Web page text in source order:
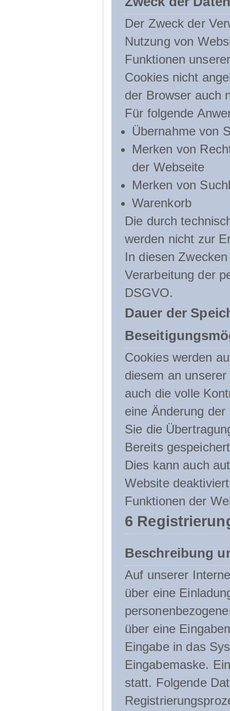
Der Zweck der
Nutzung von
Funktionen
Cookies nicht
der Browser auch
Für folgende
Übernahme von
Merken von
der Webseite
Merken von
Warenkorb
Die durch
werden nicht zur
In diesen
Verarbeitung der
DSGVO.
Dauer der
Cookies werden
diesem an
auch die volle
eine Änderung
Sie die
Bereits
Dies kann auch
Website
Funktionen der
6
Beschreibung
Auf unserer
über eine
über eine
Eingabe in das
Eingabemaske.
statt. Folgende